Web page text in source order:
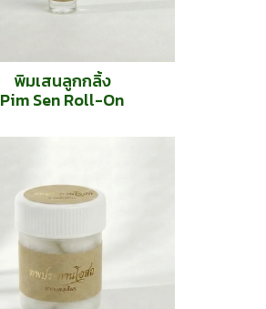
พิมเสนลูกกลิ้ง
Pim Sen Roll-On